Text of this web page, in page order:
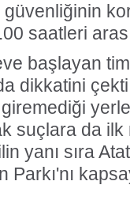
saatleri
başlayan
dikkatini
suçlara da
yanı sıra
Parkı'nı